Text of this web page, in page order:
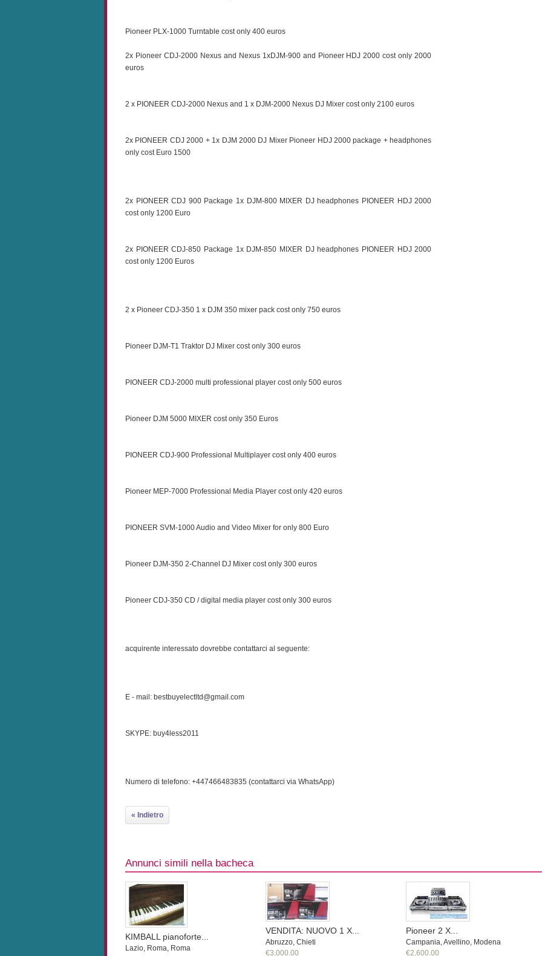
Pioneer PLX-1000 Turntable cost only 400 euros
2x Pioneer CDJ-2000 Nexus and Nexus 1xDJM-900 and Pioneer HDJ 2000 cost only 2000
euros
2 x PIONEER CDJ-2000 Nexus and 1 x DJM-2000 Nexus DJ Mixer cost only 2100 euros
2x PIONEER CDJ 2000 + 1x DJM 2000 DJ Mixer Pioneer HDJ 2000 package + headphones
only cost Euro 1500
2x PIONEER CDJ 900 Package 1x DJM-800 MIXER DJ headphones PIONEER HDJ 2000
cost only 1200 Euro
2x PIONEER CDJ-850 Package 1x DJM-850 MIXER DJ headphones PIONEER HDJ 2000
cost only 1200 Euros
2 x Pioneer CDJ-350 1 x DJM 350 mixer pack cost only 750 euros
Pioneer DJM-T1 Traktor DJ Mixer cost only 300 euros
PIONEER CDJ-2000 multi professional player cost only 500 euros
Pioneer DJM 5000 MIXER cost only 350 Euros
PIONEER CDJ-900 Professional Multiplayer cost only 400 euros
Pioneer MEP-7000 Professional Media Player cost only 420 euros
PIONEER SVM-1000 Audio and Video Mixer for only 800 Euro
Pioneer DJM-350 2-Channel DJ Mixer cost only 300 euros
Pioneer CDJ-350 CD / digital media player cost only 300 euros
acquirente interessato dovrebbe contattarci al seguente:
E - mail: bestbuyelectltd@gmail.com
SKYPE: buy4less2011
Numero di telefono: +447466483835 (contattarci via WhatsApp)
« Indietro
Annunci simili nella bacheca
KIMBALL pianoforte...
Lazio, Roma, Roma
VENDITA: NUOVO 1 X...
Abruzzo, Chieti
€3,000.00
Pioneer 2 X...
Campania, Avellino, Modena
€2,600.00